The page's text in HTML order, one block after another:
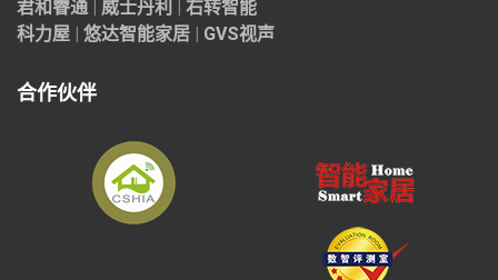
君和睿通 | 威士丹利 | 右转智能
科力屋 | 悠达智能家居 | GVS视声
合作伙伴